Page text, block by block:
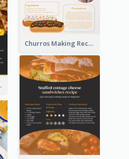
Card
Churros Making Recipe Card